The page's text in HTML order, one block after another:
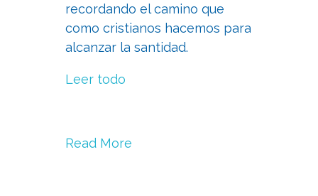
recordando el camino que
como cristianos hacemos para
alcanzar la santidad.
Leer todo
Read More